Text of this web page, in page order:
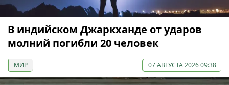
В индийском Джаркханде от ударов
молний погибли 20 человек
МИР 07 АВГУСТА 2026 09:38